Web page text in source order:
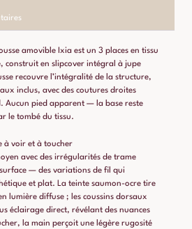
amovible Ixia est un 3 places en tissu
construit en slipcover intégral à jupe
recouvre l’intégralité de la structure,
inclus, avec des coutures droites
Aucun pied apparent — la base reste
le tombé du tissu.
à voir et à toucher
avec des irrégularités de trame
— des variations de fil qui
et plat. La teinte saumon-ocre tire
lumière diffuse ; les coussins dorsaux
éclairage direct, révélant des nuances
la main perçoit une légère rugosité